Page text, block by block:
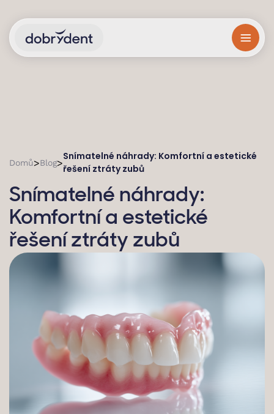
Domů>Blog>
Snímatelné náhrady: Komfortní a estetické
řešení ztráty zubů
Snímatelné náhrady:
Komfortní a estetické
řešení ztráty zubů